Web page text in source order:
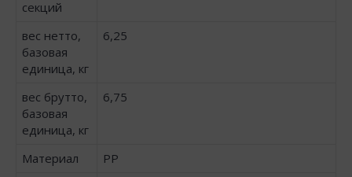
секций
вес нетто,
базовая
единица, кг
6,25
вес брутто,
базовая
единица, кг
6,75
Материал
PP